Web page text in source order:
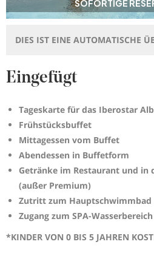
SOFORTIGE
DIES IST EINE AUTOMATISCHE
Eingefügt
Tageskarte für das Iberostar
Frühstücksbuffet
Mittagessen vom Buffet
Abendessen in Buffetform
Getränke im Restaurant und in
(außer Premium)
Zutritt zum Hauptschwimmbad
Zugang zum SPA-Wasserbereich
*KINDER VON 0 BIS 5 JAHREN